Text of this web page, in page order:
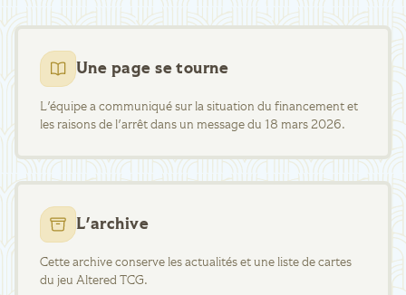
Une page se tourne
L'équipe a communiqué sur la situation du financement et
les raisons de l'arrêt dans un message du 18 mars 2026.
L'archive
Cette archive conserve les actualités et une liste de cartes
du jeu Altered TCG.